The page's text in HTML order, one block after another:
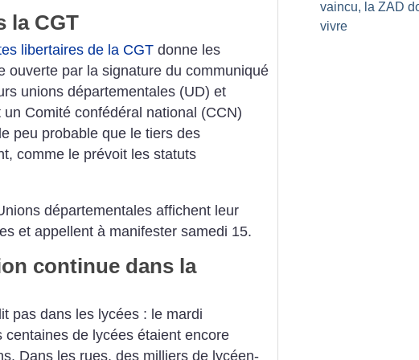
la CGT
libertaires de la CGT donne les
ouverte par la signature du communiqué
unions départementales (UD) et
Comité confédéral national (CCN)
peu probable que le tiers des
comme le prévoit les statuts
départementales affichent leur
et appellent à manifester samedi 15.
continue dans la
pas dans les lycées : le mardi
centaines de lycées étaient encore
Dans les rues, des milliers de lycéen-
vaincu, la ZAD
vivre